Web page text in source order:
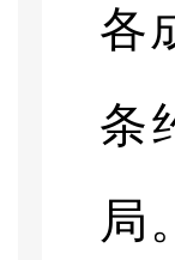
各
条
局